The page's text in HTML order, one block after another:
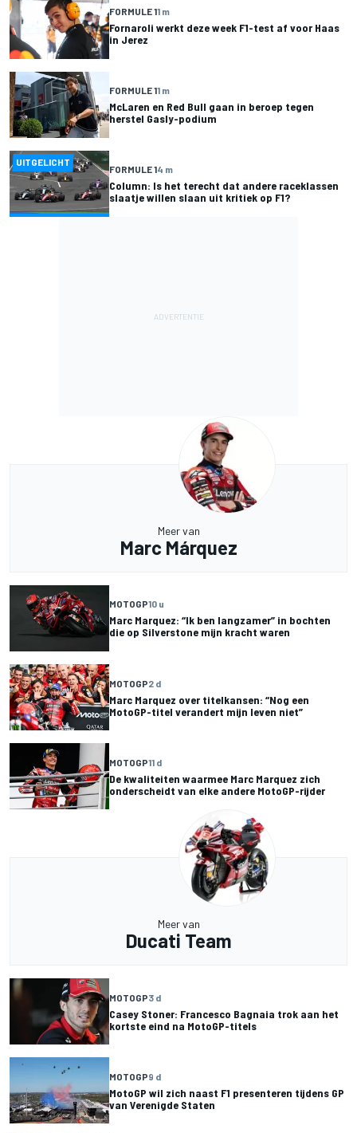
FORMULE 11 m
Fornaroli werkt deze week F1-test af voor Haas
in Jerez
FORMULE 11 m
McLaren en Red Bull gaan in beroep tegen
herstel Gasly-podium
UITGELICHT
FORMULE 14 m
Column: Is het terecht dat andere raceklassen
slaatje willen slaan uit kritiek op F1?
Meer van
Marc Márquez
MOTOGP10 u
Marc Marquez: “Ik ben langzamer” in bochten
die op Silverstone mijn kracht waren
MOTOGP2 d
Marc Marquez over titelkansen: “Nog een
MotoGP-titel verandert mijn leven niet”
MOTOGP11 d
De kwaliteiten waarmee Marc Marquez zich
onderscheidt van elke andere MotoGP-rijder
Meer van
Ducati Team
MOTOGP3 d
Casey Stoner: Francesco Bagnaia trok aan het
kortste eind na MotoGP-titels
MOTOGP9 d
MotoGP wil zich naast F1 presenteren tijdens GP
van Verenigde Staten